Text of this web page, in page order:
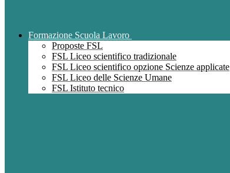
Formazione Scuola Lavoro
Proposte FSL
FSL Liceo scientifico tradizionale
FSL Liceo scientifico opzione Scienze applicate
FSL Liceo delle Scienze Umane
FSL Istituto tecnico